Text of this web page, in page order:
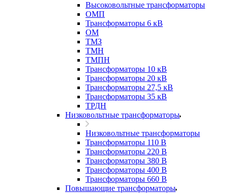
Высоковольтные трансформаторы
ОМП
Трансформаторы 6 кВ
ОМ
ТМЗ
ТМН
ТМПН
Трансформаторы 10 кВ
Трансформаторы 20 кВ
Трансформаторы 27,5 кВ
Трансформаторы 35 кВ
ТРДН
Низковольтные трансформаторы
Низковольтные трансформаторы
Трансформаторы 110 В
Трансформаторы 220 В
Трансформаторы 380 В
Трансформаторы 400 В
Трансформаторы 660 В
Повышающие трансформаторы